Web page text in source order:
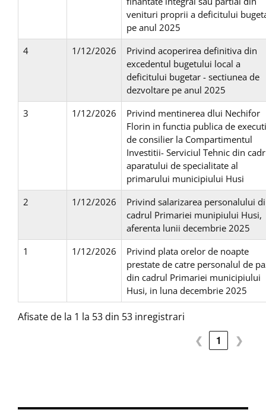
venituri proprii a deficitului
pe anul 2025
4
1/12/2026
Privind acoperirea definitiva din
excedentul bugetului local a
deficitului bugetar - sectiunea de
dezvoltare pe anul 2025
3
1/12/2026
Privind mentinerea dlui Nechifor
Florin in functia publica de
de consilier la Compartimentul
Investitii- Serviciul Tehnic din
aparatului de specialitate al
primarului municipiului Husi
2
1/12/2026
Privind salarizarea personalului
cadrul Primariei munipiului Husi,
aferenta lunii decembrie 2025
1
1/12/2026
Privind plata orelor de noapte
prestate de catre personalul de
din cadrul Primariei municipiului
Husi, in luna decembrie 2025
Afisate de la 1 la 53 din 53 inregistrari
❮ 1 ❯